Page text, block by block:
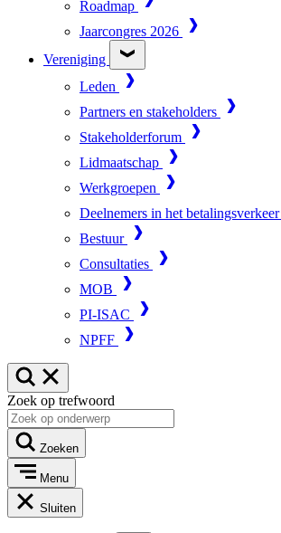
Roadmap
Jaarcongres 2026
Vereniging
Leden
Partners en stakeholders
Stakeholderforum
Lidmaatschap
Werkgroepen
Deelnemers in het betalingsverkeer
Bestuur
Consultaties
MOB
PI-ISAC
NPFF
Zoek op trefwoord
Zoeken
Menu
Sluiten